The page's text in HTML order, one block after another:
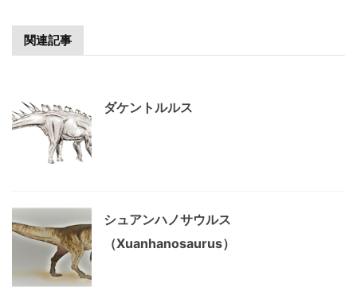
関連記事
ダケントルルス
シュアンハノサウルス
（Xuanhanosaurus）